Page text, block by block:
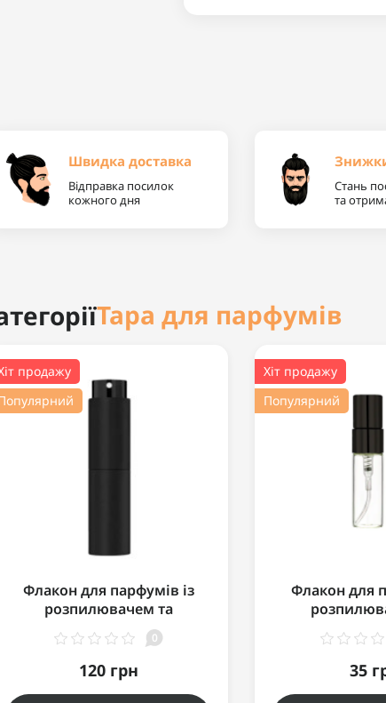
Швидка доставка
Відправка посилок
кожного дня
Стань
та
Тара для парфумів
продажу
Флакон для парфумів із
розпилювачем та
подвижним корпусом 20мл
0
120 грн
Хіт продажу
Популярний
Флакон для
подвижним
35